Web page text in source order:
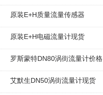
原装E+H质量流量传感器
原装E+H电磁流量计现货
罗斯蒙特DN80涡街流量计价格
艾默生DN50涡街流量计现货